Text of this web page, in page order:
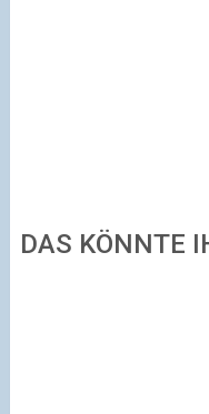
DAS KÖNNTE